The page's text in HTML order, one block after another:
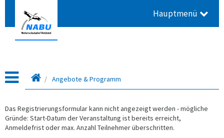
Hauptmenü
Leitseite
Angebote & Programm
Das Registrierungsformular kann nicht angezeigt werden - mögliche
Gründe: Start-Datum der Veranstaltung ist bereits erreicht,
Anmeldefrist oder max. Anzahl Teilnehmer überschritten.